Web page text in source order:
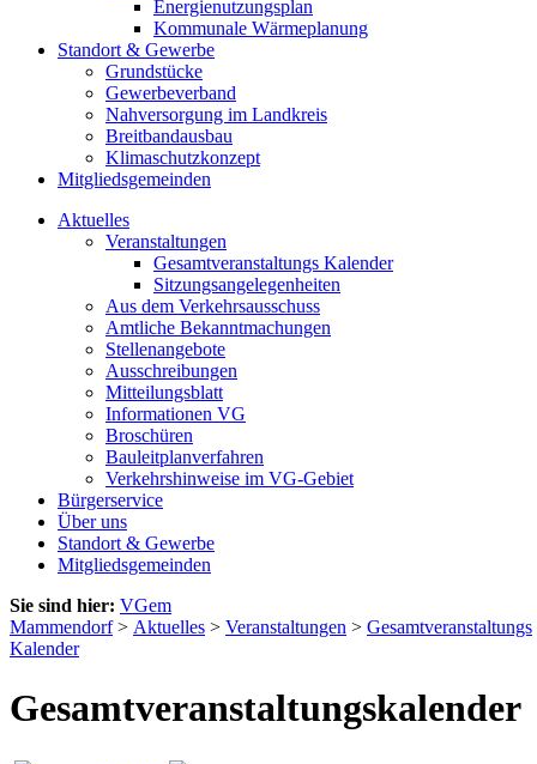
Energienutzungsplan
Kommunale Wärmeplanung
Standort & Gewerbe
Grundstücke
Gewerbeverband
Nahversorgung im Landkreis
Breitbandausbau
Klimaschutzkonzept
Mitgliedsgemeinden
Aktuelles
Veranstaltungen
Gesamtveranstaltungs Kalender
Sitzungsangelegenheiten
Aus dem Verkehrsausschuss
Amtliche Bekanntmachungen
Stellenangebote
Ausschreibungen
Mitteilungsblatt
Informationen VG
Broschüren
Bauleitplanverfahren
Verkehrshinweise im VG-Gebiet
Bürgerservice
Über uns
Standort & Gewerbe
Mitgliedsgemeinden
Sie sind hier: VGem
Mammendorf> Aktuelles > Veranstaltungen > Gesamtveranstaltungs
Kalender
Gesamtveranstaltungskalender